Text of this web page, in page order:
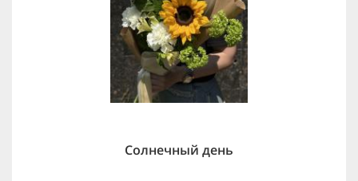
Солнечный день